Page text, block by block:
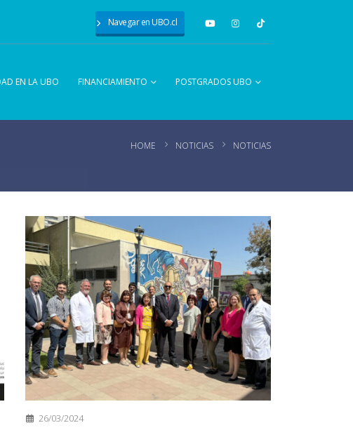
Navegar en UBO.cl
EN LA UBO FINANCIAMIENTO POSTGRADOS UBO
HOME NOTICIAS NOTICIAS
26/03/2024